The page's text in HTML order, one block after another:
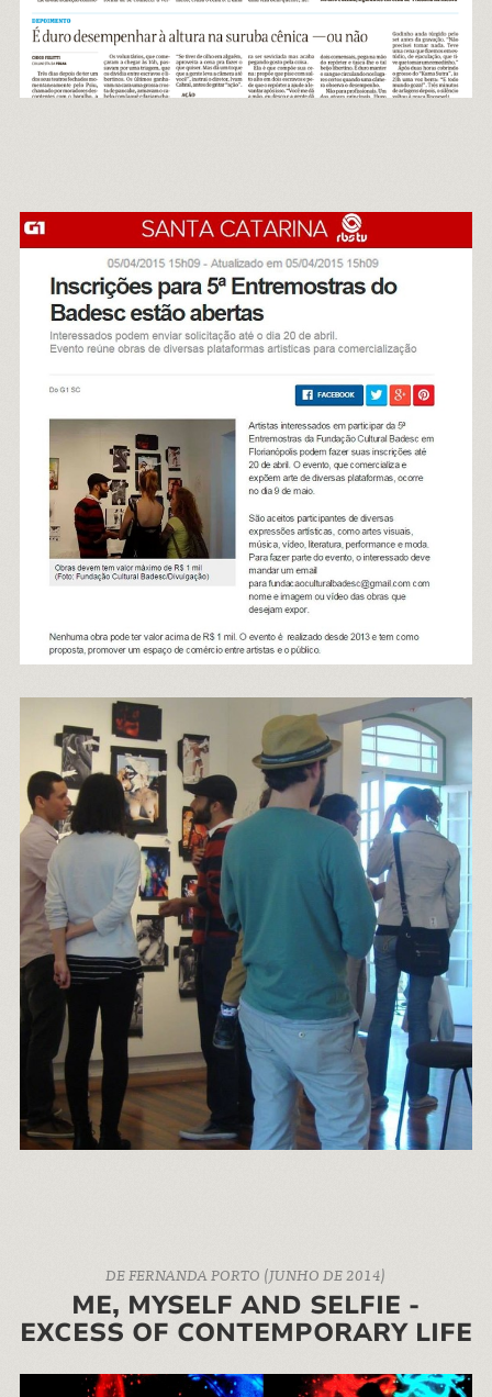
DE FERNANDA PORTO (JUNHO DE 2014)
ME, MYSELF AND SELFIE -
EXCESS OF CONTEMPORARY LIFE